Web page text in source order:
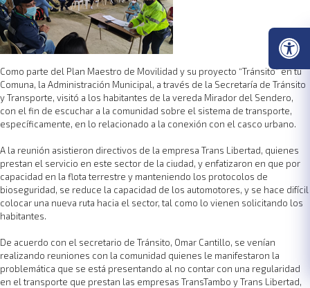
Como parte del Plan Maestro de Movilidad y su proyecto “Tránsito” en tu
Comuna, la Administración Municipal, a través de la Secretaría de Tránsito
y Transporte, visitó a los habitantes de la vereda Mirador del Sendero,
con el fin de escuchar a la comunidad sobre el sistema de transporte,
específicamente, en lo relacionado a la conexión con el casco urbano.
A la reunión asistieron directivos de la empresa Trans Libertad, quienes
prestan el servicio en este sector de la ciudad, y enfatizaron en que por
capacidad en la flota terrestre y manteniendo los protocolos de
bioseguridad, se reduce la capacidad de los automotores, y se hace difícil
colocar una nueva ruta hacia el sector, tal como lo vienen solicitando los
habitantes.
De acuerdo con el secretario de Tránsito, Omar Cantillo, se venían
realizando reuniones con la comunidad quienes le manifestaron la
problemática que se está presentando al no contar con una regularidad
en el transporte que prestan las empresas TransTambo y Trans Libertad,